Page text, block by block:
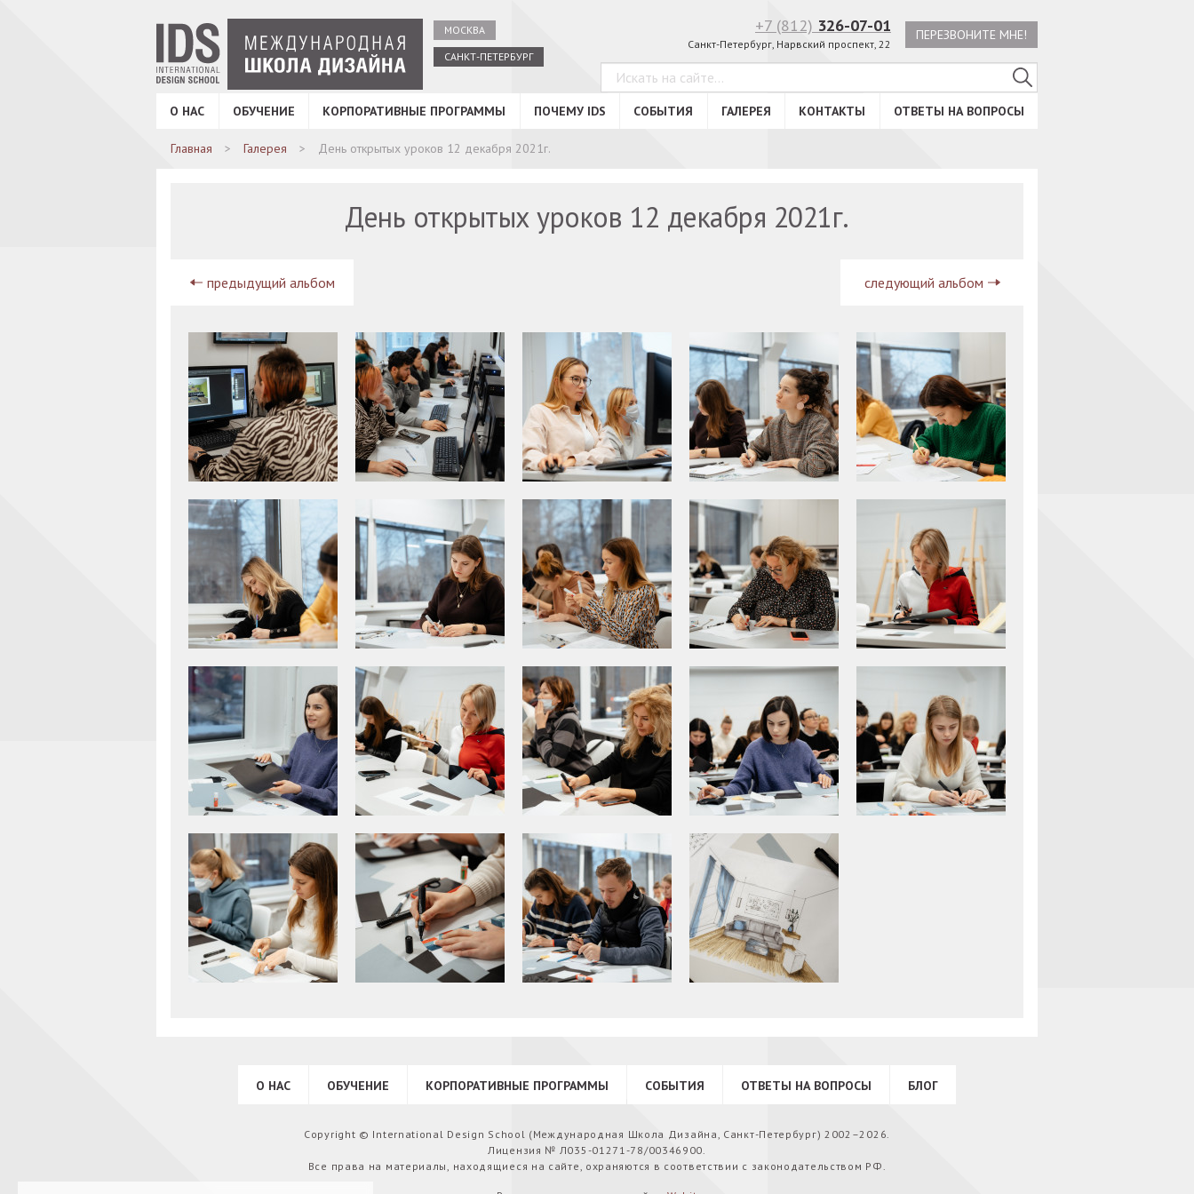
МОСКВА
САНКТ-ПЕТЕРБУРГ
+7 (812) 326-07-01
Санкт-Петербург, Нарвский проспект, 22
ПЕРЕЗВОНИТЕ МНЕ!
О НАС ОБУЧЕНИЕ КОРПОРАТИВНЫЕ ПРОГРАММЫ ПОЧЕМУ IDS СОБЫТИЯ ГАЛЕРЕЯ КОНТАКТЫ ОТВЕТЫ НА ВОПРОСЫ
Главная Галерея День открытых уроков 12 декабря 2021г.
День открытых уроков 12 декабря 2021г.
предыдущий альбом следующий альбом
О НАС ОБУЧЕНИЕ КОРПОРАТИВНЫЕ ПРОГРАММЫ СОБЫТИЯ ОТВЕТЫ НА ВОПРОСЫ БЛОГ
Copyright © International Design School (Международная Школа Дизайна, Санкт-Петербург) 2002–2026.
Лицензия № Л035-01271-78/00346900.
Все права на материалы, находящиеся на сайте, охраняются в соответствии с законодательством РФ.